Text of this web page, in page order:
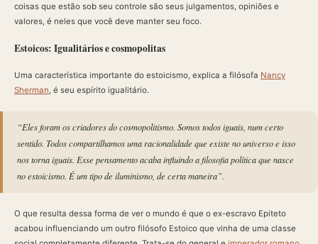
coisas que estão sob seu controle são seus julgamentos, opiniões e
valores, é neles que você deve manter seu foco.
Estoicos: Igualitários e cosmopolitas
Uma característica importante do estoicismo, explica a filósofa Nancy
Sherman, é seu espírito igualitário.
“Eles foram os criadores do cosmopolitismo. Somos todos iguais, num certo
sentido. Todos compartilhamos uma racionalidade que existe no universo e isso
nos torna iguais. Esse pensamento acaba influindo a filosofia política que nasce
no estoicismo. É um tipo de iluminismo, de certa maneira”.
O que resulta dessa forma de ver o mundo é que o ex-escravo Epiteto
acabou influenciando um outro filósofo Estoico que vinha de uma classe